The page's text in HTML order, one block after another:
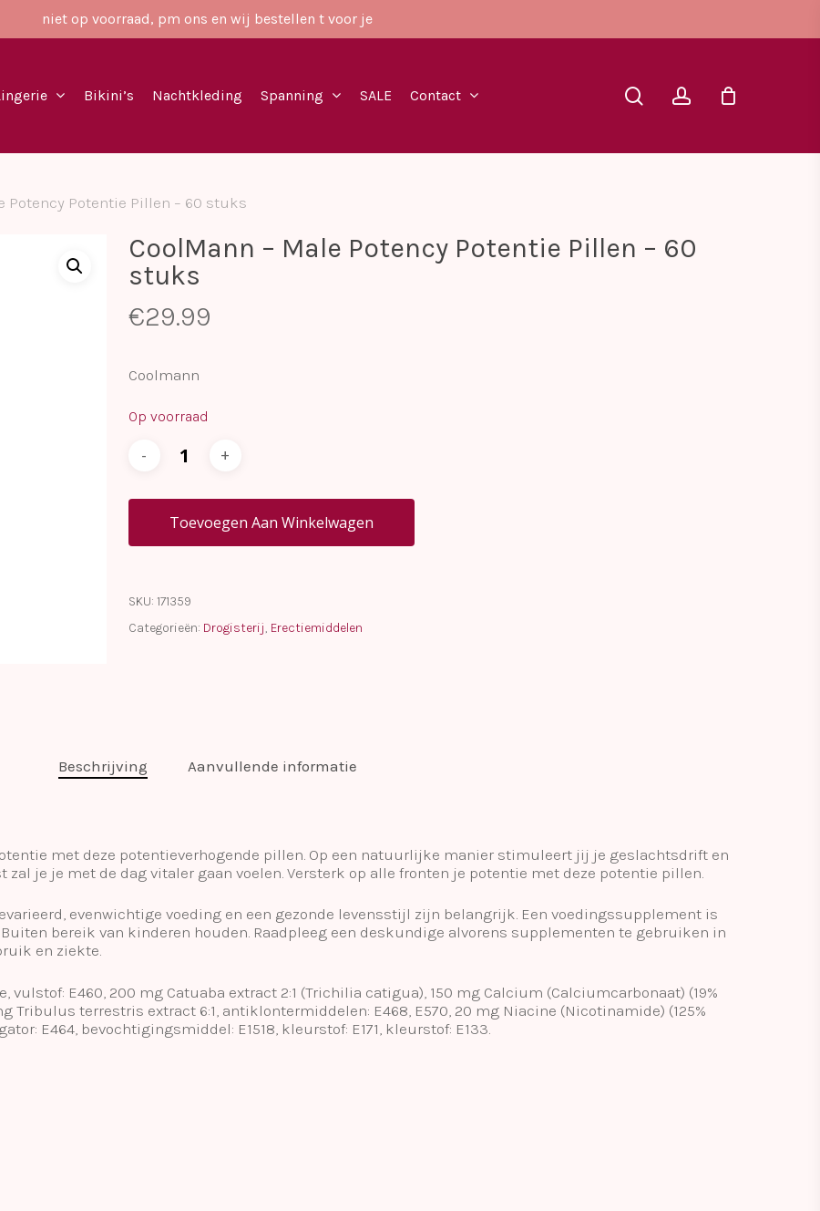
niet op voorraad, pm ons en wij bestellen t voor je
Bikini’s Nachtkleding Spanning SALE Contact searchaccount
Potency Potentie Pillen – 60 stuks
CoolMann – Male Potency Potentie Pillen – 60
stuks
€29.99
Coolmann
Op voorraad
Toevoegen Aan Winkelwagen
SKU: 171359
Categorieën: Drogisterij, Erectiemiddelen
Beschrijving Aanvullende informatie
met deze potentieverhogende pillen. Op een natuurlijke manier stimuleert jij je geslachtsdrift en
je je met de dag vitaler gaan voelen. Versterk op alle fronten je potentie met deze potentie pillen.
evenwichtige voeding en een gezonde levensstijl zijn belangrijk. Een voedingssupplement is
bereik van kinderen houden. Raadpleeg een deskundige alvorens supplementen te gebruiken in
en ziekte.
E460, 200 mg Catuaba extract 2:1 (Trichilia catigua), 150 mg Calcium (Calciumcarbonaat) (19%
Tribulus terrestris extract 6:1, antiklontermiddelen: E468, E570, 20 mg Niacine (Nicotinamide) (125%
E464, bevochtigingsmiddel: E1518, kleurstof: E171, kleurstof: E133.